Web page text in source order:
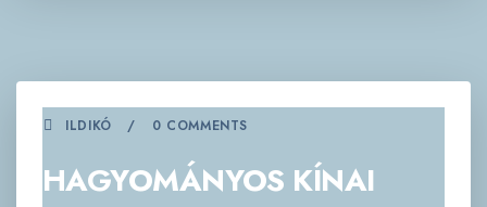
ILDIKÓ 0 COMMENTS
HAGYOMÁNYOS KÍNAI